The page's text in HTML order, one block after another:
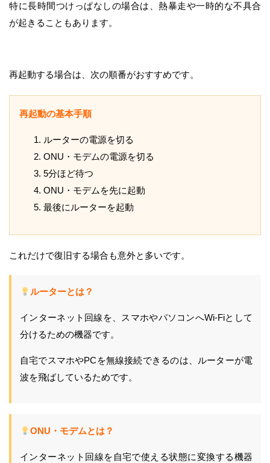
特に長時間つけっぱなしの場合は、熱暴走や一時的な不具合
が起きることもあります。
再起動する場合は、次の順番がおすすめです。
再起動の基本手順
ルーターの電源を切る
ONU・モデムの電源を切る
5分ほど待つ
ONU・モデムを先に起動
最後にルーターを起動
これだけで復旧する場合も意外と多いです。
ルーターとは？
インターネット回線を、スマホやパソコンへWi-Fiとして
分けるための機器です。
自宅でスマホやPCを無線接続できるのは、ルーターが電
波を飛ばしているためです。
ONU・モデムとは？
インターネット回線を自宅で使える状態に変換する機器